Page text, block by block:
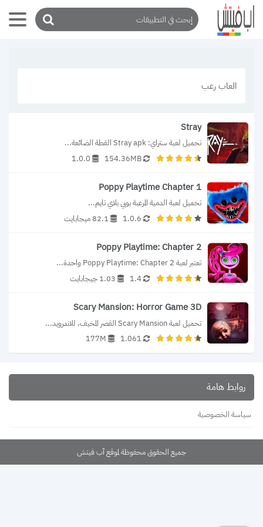
العاب رعب
Stray
تحميل لعبة ستراي: Stray apk القطة الضائعة...
154.36MB
1.0.0
Poppy Playtime Chapter 1
تحميل لعبة الدمية المرعبة بوبي بلاي تايم...
1.0.6
82.1 ميجابايت
Poppy Playtime: Chapter 2
تعتبر لعبة Poppy Playtime: Chapter 2 واحدة...
1.4
1.03 جيجابايت
Scary Mansion: Horror Game 3D‏
تحميل لعبة Scary Mansion القصر المخيف، للاندرويد...
1.061
177M
روابط هامة
سياسة الخصوصية
جميع الحقوق محفوظة لموقع آب فيتش